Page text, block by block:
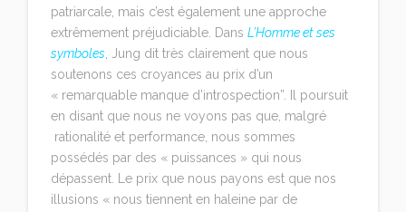
patriarcale, mais c’est également une approche
extrêmement préjudiciable. DansL’Homme et ses
symboles, Jung dit très clairement que nous
soutenons ces croyances au prix d’un
« remarquable manque d’introspection”. Il poursuit
en disant que nous ne voyons pas que, malgré
rationalité et performance, nous sommes
possédés par des « puissances » qui nous
dépassent. Le prix que nous payons est que nos
illusions « nous tiennent en haleine par de